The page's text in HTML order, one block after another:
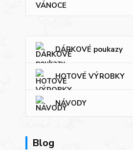
VÁNOCE
DÁRKOVÉ poukazy
HOTOVÉ VÝROBKY
NÁVODY
Blog